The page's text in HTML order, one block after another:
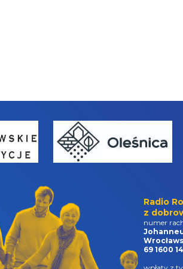
Radio
z
numer
69 1600